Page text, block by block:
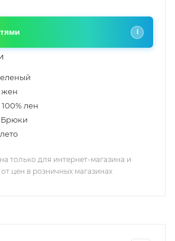
i
жен
100% лен
Брюки
только для интернет-магазина и
цен в розничных магазинах